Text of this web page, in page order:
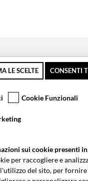
Resi gratuiti fino a 30
5 | Verano Brianza
-info@valtermoto.com
LE SCELTE CONSENTI
Cookie Funzionali
sui cookie presenti
per raccogliere e
del sito, per